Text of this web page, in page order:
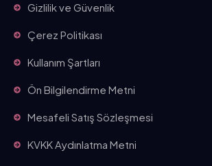
Gizlilik ve Güvenlik
Çerez Politikası
Kullanım Şartları
Ön Bilgilendirme Metni
Mesafeli Satış Sözleşmesi
KVKK Aydınlatma Metni